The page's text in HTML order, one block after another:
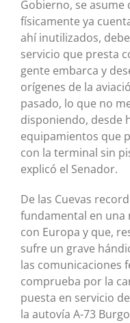
Gobierno, se asume
físicamente ya
ahí inutilizados,
servicio que presta
gente embarca y
orígenes de la
pasado, lo que no
disponiendo, desde
equipamientos que
con la terminal sin
explicó el Senador.
De las Cuevas
fundamental en una
con Europa y que,
sufre un grave
las comunicaciones
comprueba por la
puesta en servicio
la autovía A-73